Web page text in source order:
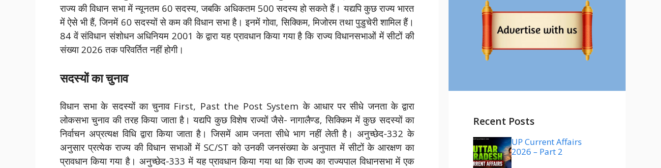
राज्य की विधान सभा में न्यूनतम 60 सदस्य, जबकि अधिकतम 500 सदस्य हो सकते हैं। यद्यपि कुछ राज्य भारत
में ऐसे भी हैं, जिनमें 60 सदस्यों से कम की विधान सभा है। इनमें गोवा, सिक्किम, मिजोरम तथा पुडुचेरी शामिल हैं।
84 वें संविधान संशोधन अधिनियम 2001 के द्वारा यह प्रावधान किया गया है कि राज्य विधानसभाओं में सीटों की
संख्या 2026 तक परिवर्तित नहीं होगी।
सदस्यों का चुनाव
विधान सभा के सदस्यों का चुनाव First, Past the Post System के आधार पर सीधे जनता के द्वारा
लोकसभा चुनाव की तरह किया जाता है। यद्यपि कुछ विशेष राज्यों जैसे- नागालैण्ड, सिक्किम में कुछ सदस्यों का
निर्वाचन अप्रत्यक्ष विधि द्वारा किया जाता है। जिसमें आम जनता सीधे भाग नहीं लेती है। अनुच्छेद-332 के
अनुसार प्रत्येक राज्य की विधान सभाओं में SC/ST को उनकी जनसंख्या के अनुपात में सीटों के आरक्षण का
प्रावधान किया गया है। अनुच्छेद-333 में यह प्रावधान किया गया था कि राज्य का राज्यपाल विधानसभा में एक
Recent Posts
UP Current Affairs
2026 – Part 2